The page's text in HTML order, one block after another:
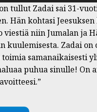
tullut Zadai sai 31-
Hän kohtasi
niin Jumalan ja
kuulemisesta. Zadai
samanaikaisesti
puhua sinulle! On